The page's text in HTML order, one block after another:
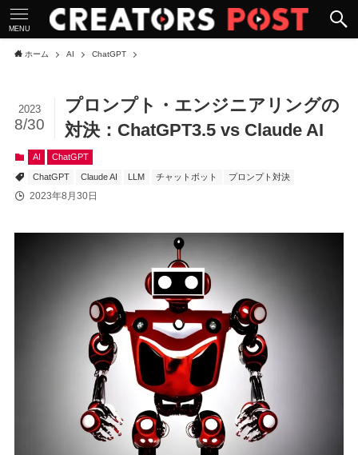
MENU
ホーム AI ChatGPT
プロンプト・エンジニアリングの
対決：ChatGPT3.5 vs Claude AI
2023
8/30
AI ChatGPT
ChatGPT Claude AI LLM チャットボット プロンプト対決
2023年8月30日